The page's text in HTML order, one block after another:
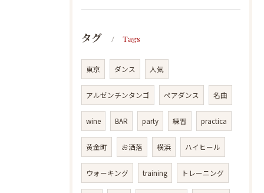
タグ Tags
東京 ダンス 人気
アルゼンチンタンゴ ペアダンス 名曲
wine BAR party 練習 practica
黄金町 お洒落 横浜 ハイヒール
ウォーキング training トレーニング